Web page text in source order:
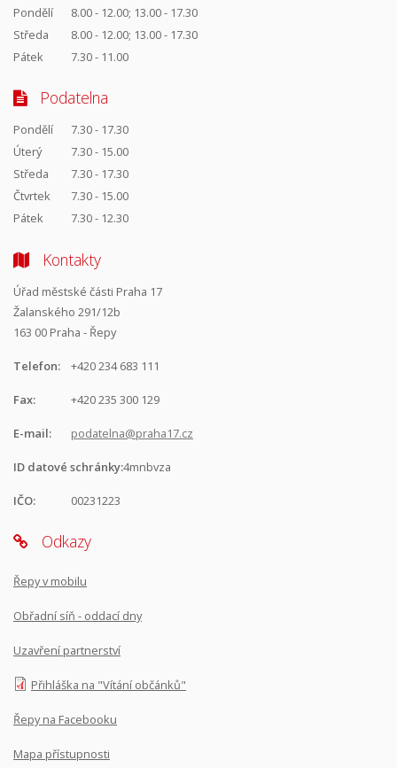
Pondělí
8.00 - 12.00; 13.00 - 17.30
Středa
8.00 - 12.00; 13.00 - 17.30
Pátek
7.30 - 11.00
Podatelna
Pondělí
7.30 - 17.30
Úterý
7.30 - 15.00
Středa
7.30 - 17.30
Čtvrtek
7.30 - 15.00
Pátek
7.30 - 12.30
Kontakty
Úřad městské části Praha 17
Žalanského 291/12b
163 00 Praha - Řepy
Telefon: +420 234 683 111
Fax: +420 235 300 129
E-mail: podatelna@praha17.cz
ID datové schránky:4mnbvza
IČO: 00231223
Odkazy
Řepy v mobilu
Obřadní síň - oddací dny
Uzavření partnerství
Přihláška na "Vítání občánků"
Řepy na Facebooku
Mapa přístupnosti